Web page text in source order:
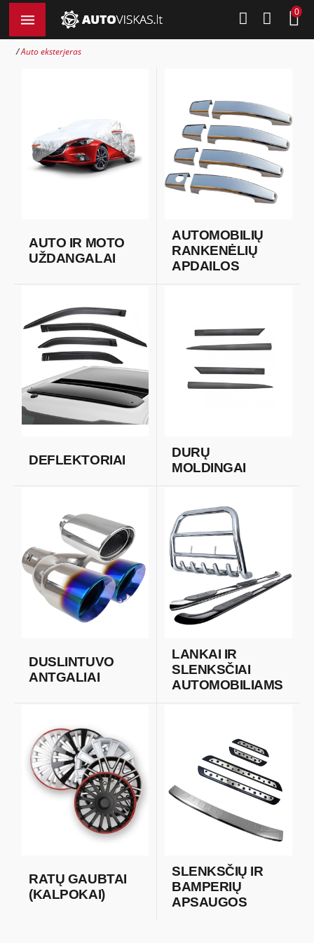
0
Auto eksterjeras
AUTO IR MOTO
UŽDANGALAI
AUTOMOBILIŲ
RANKENĖLIŲ
APDAILOS
DEFLEKTORIAI
DURŲ
MOLDINGAI
DUSLINTUVO
ANTGALIAI
LANKAI IR
SLENKSČIAI
AUTOMOBILIAMS
RATŲ GAUBTAI
(KALPOKAI)
SLENKSČIŲ IR
BAMPERIŲ
APSAUGOS